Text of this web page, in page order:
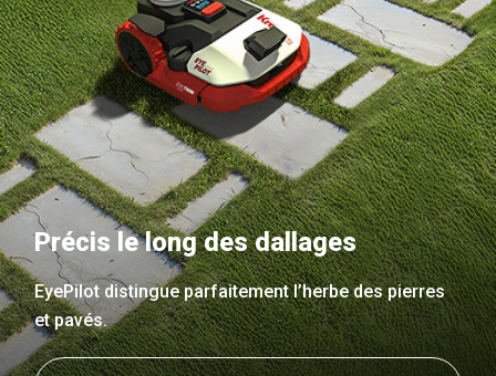
Précis le long des dallages
EyePilot distingue parfaitement l’herbe des pierres
et pavés.